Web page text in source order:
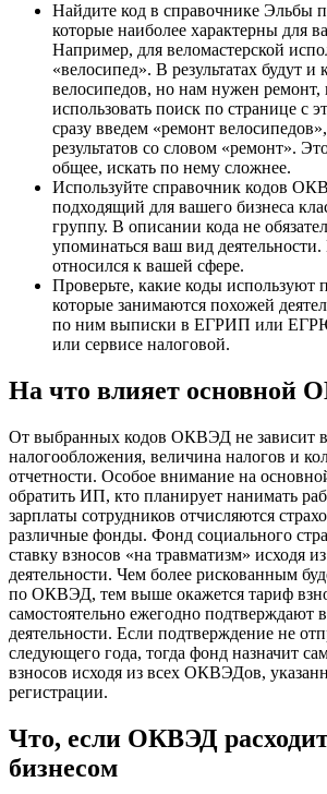
Найдите код в справочнике Эльбы
которые наиболее характерны для
Например, для веломастерской
«велосипед». В результатах будут
велосипедов, но нам нужен
использовать поиск по странице с
сразу введем «ремонт
результатов со словом «ремонт».
общее, искать по нему сложнее.
Используйте справочник кодов
подходящий для вашего бизнеса
группу. В описании кода не
упоминаться ваш вид
относился к вашей сфере.
Проверьте, какие коды используют
которые занимаются похожей
по ним выписки в ЕГРИП или
или сервисе налоговой.
На что влияет основной
От выбранных кодов ОКВЭД не зависит
налогообложения, величина налогов и
отчетности. Особое внимание на
обратить ИП, кто планирует нанимать
зарплаты сотрудников отчисляются
различные фонды. Фонд социального
ставку взносов «на травматизм» исходя
деятельности. Чем более рискованным
по ОКВЭД, тем выше окажется тариф
самостоятельно ежегодно
деятельности. Если подтверждение не
следующего года, тогда фонд назначит
взносов исходя из всех ОКВЭДов,
регистрации.
Что, если ОКВЭД
бизнесом